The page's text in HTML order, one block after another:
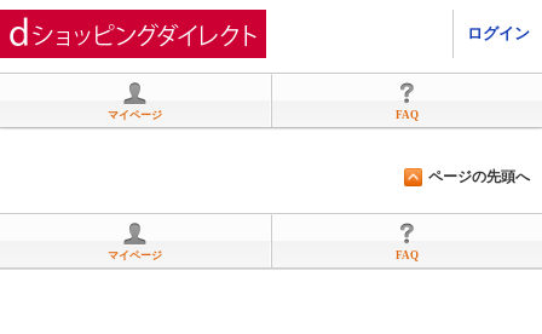
ログイン
マイページ FAQ
ページの先頭へ
マイページ FAQ